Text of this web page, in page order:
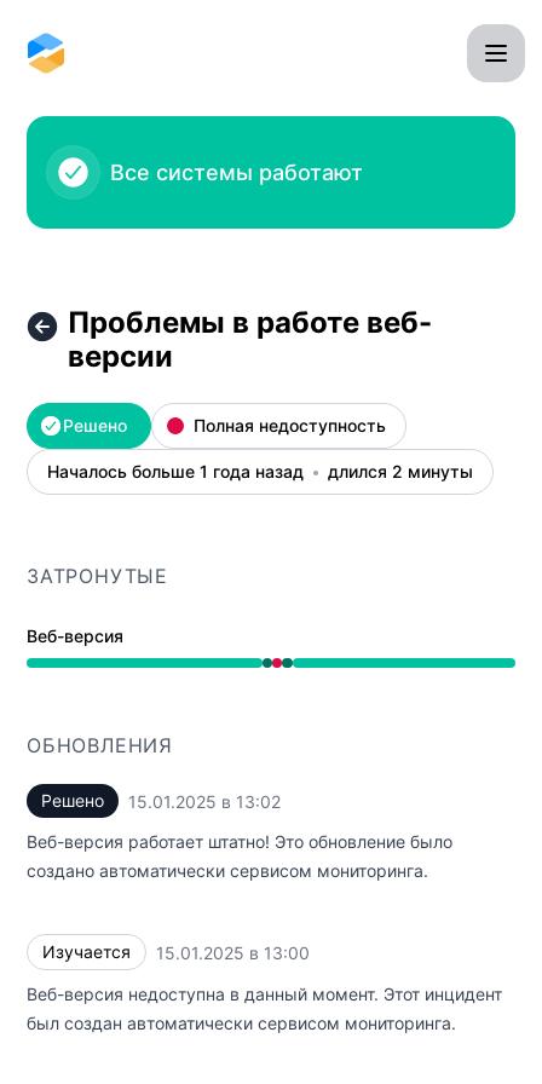
Все системы работают
Проблемы в работе веб-
версии
Решено Полная недоступность
Началось больше 1 года назад длился 2 минуты
ЗАТРОНУТЫЕ
Веб-версия
Работает от 1:00 PM до 1:00 PM, Полная
ОБНОВЛЕНИЯ
Решено 15.01.2025 в 13:02
Веб-версия работает штатно! Это обновление было
создано автоматически сервисом мониторинга.
Изучается 15.01.2025 в 13:00
Веб-версия недоступна в данный момент. Этот инцидент
был создан автоматически сервисом мониторинга.